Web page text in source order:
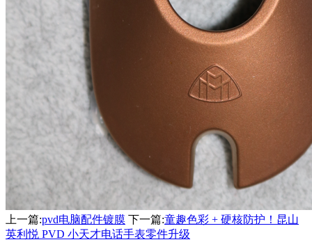
上一篇:pvd电脑配件镀膜 下一篇:童趣色彩 + 硬核防护！昆山
英利悦 PVD 小天才电话手表零件升级